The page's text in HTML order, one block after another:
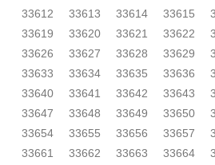
33612
33613 33614 33615
33619
33620 33621 33622
33626
33627 33628 33629
33633
33634 33635 33636
33640
33641 33642 33643
33647
33648 33649 33650
33654
33655 33656 33657
33661
33662 33663 33664